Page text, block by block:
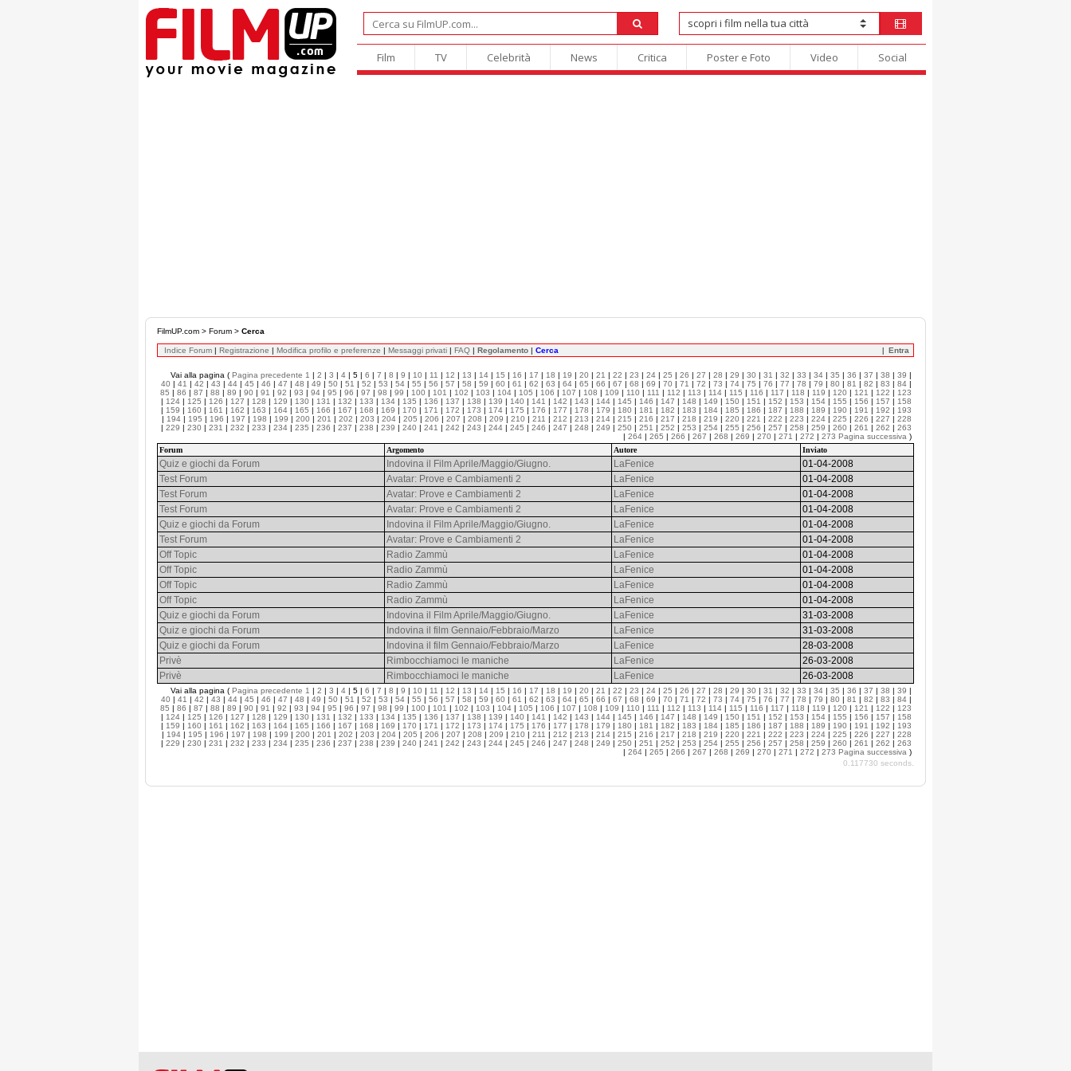
Film TV Celebrità News Critica Poster e Foto Video Social
FilmUP.com > Forum > Cerca
Indice Forum | Registrazione | Modifica profilo e preferenze | Messaggi privati | FAQ | Regolamento | Cerca Entra
Vai alla pagina ( Pagina precedente 1 | 2 | 3 | 4 | 5 | 6 | 7 | 8 | 9 | 10 | 11 | 12 | 13 | 14 | 15 | 16 | 17 | 18 | 19 | 20 | 21 | 22 | 23 | 24 | 25 | 26 | 27 | 28 | 29 | 30 | 31 | 32 | 33 | 34 | 35 | 36 | 37 | 38 | 39 |
40 | 41 | 42 | 43 | 44 | 45 | 46 | 47 | 48 | 49 | 50 | 51 | 52 | 53 | 54 | 55 | 56 | 57 | 58 | 59 | 60 | 61 | 62 | 63 | 64 | 65 | 66 | 67 | 68 | 69 | 70 | 71 | 72 | 73 | 74 | 75 | 76 | 77 | 78 | 79 | 80 | 81 | 82 | 83 | 84 |
85 | 86 | 87 | 88 | 89 | 90 | 91 | 92 | 93 | 94 | 95 | 96 | 97 | 98 | 99 | 100 | 101 | 102 | 103 | 104 | 105 | 106 | 107 | 108 | 109 | 110 | 111 | 112 | 113 | 114 | 115 | 116 | 117 | 118 | 119 | 120 | 121 | 122 | 123
| 124 | 125 | 126 | 127 | 128 | 129 | 130 | 131 | 132 | 133 | 134 | 135 | 136 | 137 | 138 | 139 | 140 | 141 | 142 | 143 | 144 | 145 | 146 | 147 | 148 | 149 | 150 | 151 | 152 | 153 | 154 | 155 | 156 | 157 | 158
| 159 | 160 | 161 | 162 | 163 | 164 | 165 | 166 | 167 | 168 | 169 | 170 | 171 | 172 | 173 | 174 | 175 | 176 | 177 | 178 | 179 | 180 | 181 | 182 | 183 | 184 | 185 | 186 | 187 | 188 | 189 | 190 | 191 | 192 | 193
| 194 | 195 | 196 | 197 | 198 | 199 | 200 | 201 | 202 | 203 | 204 | 205 | 206 | 207 | 208 | 209 | 210 | 211 | 212 | 213 | 214 | 215 | 216 | 217 | 218 | 219 | 220 | 221 | 222 | 223 | 224 | 225 | 226 | 227 | 228
| 229 | 230 | 231 | 232 | 233 | 234 | 235 | 236 | 237 | 238 | 239 | 240 | 241 | 242 | 243 | 244 | 245 | 246 | 247 | 248 | 249 | 250 | 251 | 252 | 253 | 254 | 255 | 256 | 257 | 258 | 259 | 260 | 261 | 262 | 263
| 264 | 265 | 266 | 267 | 268 | 269 | 270 | 271 | 272 | 273 Pagina successiva )
Forum
Argomento Autore Inviato
Quiz e giochi da Forum Indovina il Film Aprile/Maggio/Giugno. LaFenice
01-04-2008
Test Forum
Avatar: Prove e Cambiamenti 2 LaFenice
01-04-2008
Test Forum
Avatar: Prove e Cambiamenti 2 LaFenice
01-04-2008
Test Forum
Avatar: Prove e Cambiamenti 2 LaFenice
01-04-2008
Quiz e giochi da Forum
Indovina il Film Aprile/Maggio/Giugno. LaFenice
01-04-2008
Test Forum
Avatar: Prove e Cambiamenti 2 LaFenice
01-04-2008
Off Topic
Radio Zammù LaFenice
01-04-2008
Off Topic
Radio Zammù LaFenice
01-04-2008
Off Topic
Radio Zammù LaFenice
01-04-2008
Off Topic
Radio Zammù LaFenice
01-04-2008
Quiz e giochi da Forum
Indovina il Film Aprile/Maggio/Giugno. LaFenice
31-03-2008
Quiz e giochi da Forum
Indovina il film Gennaio/Febbraio/Marzo LaFenice
31-03-2008
Quiz e giochi da Forum
Indovina il film Gennaio/Febbraio/Marzo LaFenice
28-03-2008
Privè
Rimbocchiamoci le maniche LaFenice
26-03-2008
Privè
Rimbocchiamoci le maniche LaFenice 26-03-2008
Vai alla pagina ( Pagina precedente 1 | 2 | 3 | 4 | 5 | 6 | 7 | 8 | 9 | 10 | 11 | 12 | 13 | 14 | 15 | 16 | 17 | 18 | 19 | 20 | 21 | 22 | 23 | 24 | 25 | 26 | 27 | 28 | 29 | 30 | 31 | 32 | 33 | 34 | 35 | 36 | 37 | 38 | 39 |
40 | 41 | 42 | 43 | 44 | 45 | 46 | 47 | 48 | 49 | 50 | 51 | 52 | 53 | 54 | 55 | 56 | 57 | 58 | 59 | 60 | 61 | 62 | 63 | 64 | 65 | 66 | 67 | 68 | 69 | 70 | 71 | 72 | 73 | 74 | 75 | 76 | 77 | 78 | 79 | 80 | 81 | 82 | 83 | 84 |
85 | 86 | 87 | 88 | 89 | 90 | 91 | 92 | 93 | 94 | 95 | 96 | 97 | 98 | 99 | 100 | 101 | 102 | 103 | 104 | 105 | 106 | 107 | 108 | 109 | 110 | 111 | 112 | 113 | 114 | 115 | 116 | 117 | 118 | 119 | 120 | 121 | 122 | 123
| 124 | 125 | 126 | 127 | 128 | 129 | 130 | 131 | 132 | 133 | 134 | 135 | 136 | 137 | 138 | 139 | 140 | 141 | 142 | 143 | 144 | 145 | 146 | 147 | 148 | 149 | 150 | 151 | 152 | 153 | 154 | 155 | 156 | 157 | 158
| 159 | 160 | 161 | 162 | 163 | 164 | 165 | 166 | 167 | 168 | 169 | 170 | 171 | 172 | 173 | 174 | 175 | 176 | 177 | 178 | 179 | 180 | 181 | 182 | 183 | 184 | 185 | 186 | 187 | 188 | 189 | 190 | 191 | 192 | 193
| 194 | 195 | 196 | 197 | 198 | 199 | 200 | 201 | 202 | 203 | 204 | 205 | 206 | 207 | 208 | 209 | 210 | 211 | 212 | 213 | 214 | 215 | 216 | 217 | 218 | 219 | 220 | 221 | 222 | 223 | 224 | 225 | 226 | 227 | 228
| 229 | 230 | 231 | 232 | 233 | 234 | 235 | 236 | 237 | 238 | 239 | 240 | 241 | 242 | 243 | 244 | 245 | 246 | 247 | 248 | 249 | 250 | 251 | 252 | 253 | 254 | 255 | 256 | 257 | 258 | 259 | 260 | 261 | 262 | 263
| 264 | 265 | 266 | 267 | 268 | 269 | 270 | 271 | 272 | 273 Pagina successiva )
0.117730 seconds.